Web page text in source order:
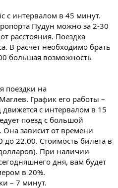
с интервалом в 45 минут.
Пудун можно за 2-30
расстояния. Поездка
В расчет необходимо брать
большая возможность
поездки на
График его работы –
с интервалом в 15
поезд с большой
зависит от времени
до 22.00. Стоимость билета в
При наличии
дня, вам будет
в 20%.
– 7 минут.